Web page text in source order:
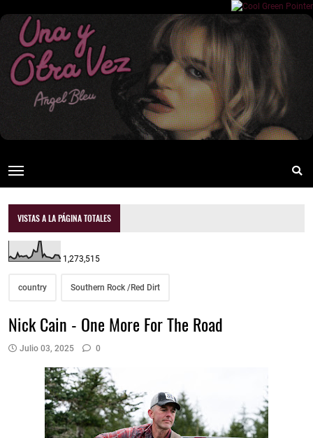
VISTAS A LA PÁGINA TOTALES
1,273,515
country Southern Rock /Red Dirt
Nick Cain - One More For The Road
Julio 03, 2025 0